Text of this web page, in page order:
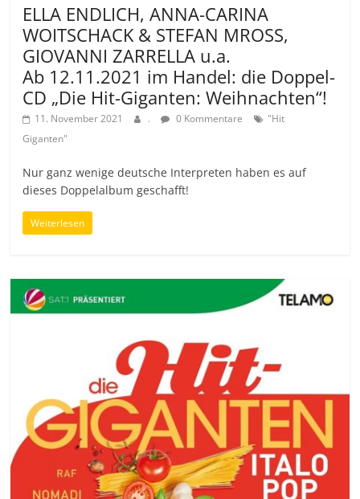
ELLA ENDLICH, ANNA-CARINA
WOITSCHACK & STEFAN MROSS,
GIOVANNI ZARRELLA u.a.
Ab 12.11.2021 im Handel: die Doppel-
CD „Die Hit-Giganten: Weihnachten“!
11. November 2021 . 0 Kommentare
"Hit
Giganten"
Nur ganz wenige deutsche Interpreten haben es auf
dieses Doppelalbum geschafft!
Weiterlesen